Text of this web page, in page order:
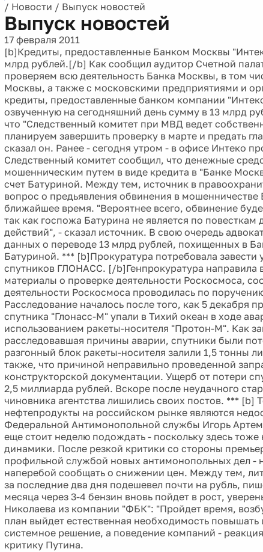
/ Новости / Выпуск новостей
Выпуск новостей
17 февраля 2011
[b]Кредиты, предоставленные Банком Москвы
млрд рублей.[/b] Как сообщил аудитор Счетной
проверяем всю деятельность Банка Москвы, в том
Москвы, а также с московскими предприятиями и
кредиты, предоставленные банком компании
озвученную на сегодняшний день сумму в 13 млрд
что "Следственный комитет при МВД ведет
планируем завершить проверку в марте и предать
сказал он. Ранее - сегодня утром - в офисе Интеко
Следственный комитет сообщил, что денежные
мошенническим путем в виде кредита в "Банке
счет Батуриной. Между тем, источник в
вопрос о предьявления обвинения в
ближайшее время. "Вероятнее всего, обвинение
так как госпожа Батурина не является по
действий", - сказал источник. В свою очередь
данных о переводе 13 млрд рублей, похищенных в
Батуриной. *** [b]Прокуратура потребовала завести
спутников ГЛОНАСС. [/b]Генпрокуратура направила
материалы о проверке деятельности Роскосмоса,
деятельности Роскосмоса проводилась по
Расследование началось после того, как 5 декабря
спутника "Глонасс-М" упали в Тихий океан в ходе
использованием ракеты-носителя "Протон-М". Как
расследовавшая причины аварии, спутники были
разгонный блок ракеты-носителя залили 1,5 тонны
также, что причиной неправильно проведенной
конструкторской документации. Ущерб от потери
2,5 миллиарда рублей. Вскоре после неудачного
чиновника агентства лишились своих постов. *** [b]
нефтепродукты на российском рынке являются
Федеральной Антимонопольной службы Игорь
еще стоит неделю подождать - поскольку здесь
динамики. После резкой критики со стороны
профильной службой новых антимонопольных дел -
наперебой сообщать о снижении цен. Между тем,
за последние два дня подешевел почти на рубль,
месяца через 3-4 бензин вновь пойдет в рост,
Николаева из компании "ФБК": "Пройдет время,
план выйдет естественная необходимость
системное решение, а поведение компаний -
критику Путина.